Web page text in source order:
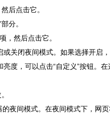
后点击它。
分。
，然后点击它。
关闭夜间模式。如果选择开启
度，可以点击“自定义”按钮。
夜间模式。在夜间模式下，网